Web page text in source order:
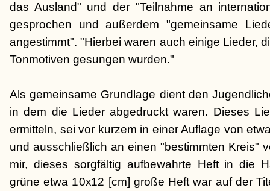
das Ausland" und der "Teilnahme an
gesprochen und außerdem "gemeinsame
angestimmt". "Hierbei waren auch einige Lieder,
Tonmotiven gesungen wurden."
Als gemeinsame Grundlage dient den
in dem die Lieder abgedruckt waren. Dieses
ermitteln, sei vor kurzem in einer Auflage von
und ausschließlich an einen "bestimmten Kreis"
mir, dieses sorgfältig aufbewahrte Heft in die
grüne etwa 10x12 [cm] große Heft war auf der